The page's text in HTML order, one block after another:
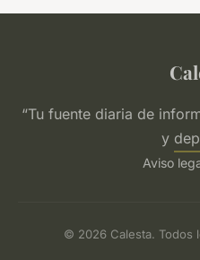
“Tu fuente diaria de
y
Aviso
© 2026 Calesta. Todos